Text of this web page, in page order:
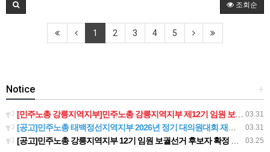
조회순
1 2 3 4 5
+
Notice
03.31
[민주노총 강릉지역지부]민주노총 강릉지역지부 제12기 임원 보궐선거결과 공고
03.31
[공고]민주노총 태백정선지역지부 2026년 정기 대의원대회 재소집 건
03.25
[공고]민주노총 강릉지역지부 12기 임원 보궐선거 후보자 확정 공고